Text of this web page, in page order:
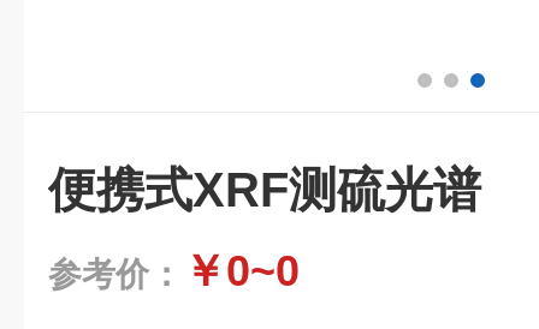
便携式XRF测硫光谱
参考价： ￥0~0